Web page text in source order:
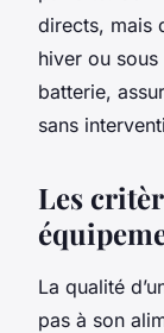
directs, mais
hiver ou
batterie,
sans
Les
La qualité
pas à son